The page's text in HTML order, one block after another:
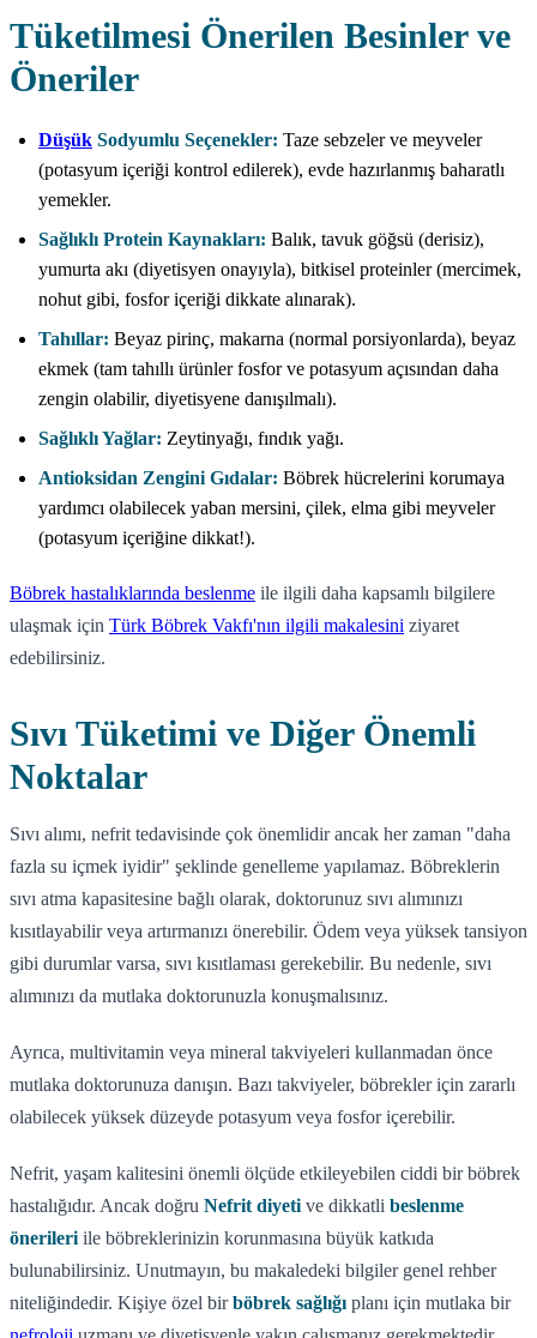
Tüketilmesi Önerilen Besinler ve
Öneriler
Düşük Sodyumlu Seçenekler: Taze sebzeler ve meyveler
(potasyum içeriği kontrol edilerek), evde hazırlanmış baharatlı
yemekler.
Sağlıklı Protein Kaynakları: Balık, tavuk göğsü (derisiz),
yumurta akı (diyetisyen onayıyla), bitkisel proteinler (mercimek,
nohut gibi, fosfor içeriği dikkate alınarak).
Tahıllar: Beyaz pirinç, makarna (normal porsiyonlarda), beyaz
ekmek (tam tahıllı ürünler fosfor ve potasyum açısından daha
zengin olabilir, diyetisyene danışılmalı).
Sağlıklı Yağlar: Zeytinyağı, fındık yağı.
Antioksidan Zengini Gıdalar: Böbrek hücrelerini korumaya
yardımcı olabilecek yaban mersini, çilek, elma gibi meyveler
(potasyum içeriğine dikkat!).
Böbrek hastalıklarında beslenme ile ilgili daha kapsamlı bilgilere
ulaşmak için Türk Böbrek Vakfı'nın ilgili makalesini ziyaret
edebilirsiniz.
Sıvı Tüketimi ve Diğer Önemli
Noktalar
Sıvı alımı, nefrit tedavisinde çok önemlidir ancak her zaman "daha
fazla su içmek iyidir" şeklinde genelleme yapılamaz. Böbreklerin
sıvı atma kapasitesine bağlı olarak, doktorunuz sıvı alımınızı
kısıtlayabilir veya artırmanızı önerebilir. Ödem veya yüksek tansiyon
gibi durumlar varsa, sıvı kısıtlaması gerekebilir. Bu nedenle, sıvı
alımınızı da mutlaka doktorunuzla konuşmalısınız.
Ayrıca, multivitamin veya mineral takviyeleri kullanmadan önce
mutlaka doktorunuza danışın. Bazı takviyeler, böbrekler için zararlı
olabilecek yüksek düzeyde potasyum veya fosfor içerebilir.
Nefrit, yaşam kalitesini önemli ölçüde etkileyebilen ciddi bir böbrek
hastalığıdır. Ancak doğru Nefrit diyeti ve dikkatli beslenme
önerileri ile böbreklerinizin korunmasına büyük katkıda
bulunabilirsiniz. Unutmayın, bu makaledeki bilgiler genel rehber
niteliğindedir. Kişiye özel birböbrek sağlığı planı için mutlaka bir